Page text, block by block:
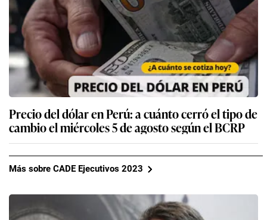
Precio del dólar en Perú: a cuánto cerró el tipo de
cambio el miércoles 5 de agosto según el BCRP
Más sobre CADE Ejecutivos 2023